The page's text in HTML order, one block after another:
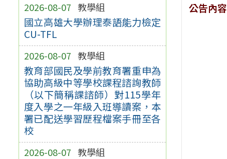
2026-08-07 教學組
國立高雄大學辦理泰語能力檢定
CU-TFL
2026-08-07 教學組
教育部國民及學前教育署重申為
協助高級中等學校課程諮詢教師
（以下簡稱課諮師）對115學年
度入學之一年級入班導讀案，本
署已配送學習歷程檔案手冊至各
校
2026-08-07 教學組
公告內容